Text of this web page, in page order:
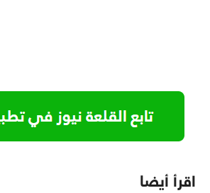
اقرأ أيضا